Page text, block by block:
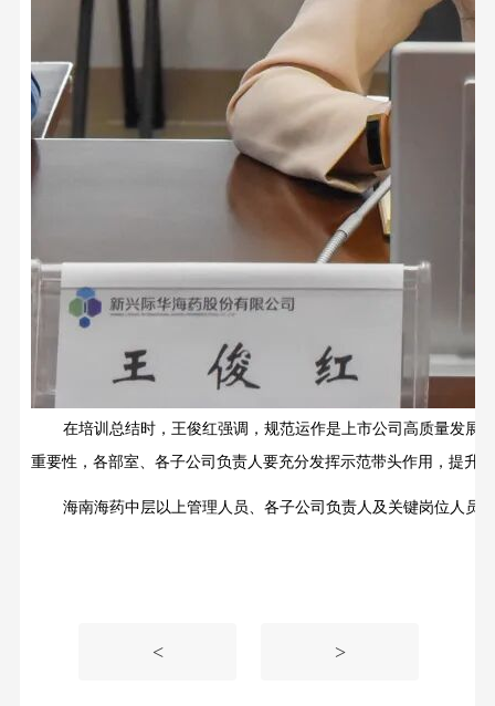
在培训总结时，王俊红强调，规范运作是上市公司高质量发展
重要性，各部室、各子公司负责人要充分发挥示范带头作用，提升
海南海药中层以上管理人员、各子公司负责人及关键岗位人员
< >